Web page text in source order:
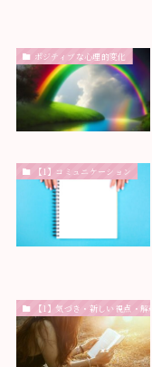
ポジティブな心理的変化
【1】コミュニケーション
【1】気づき・新しい視点・解釈